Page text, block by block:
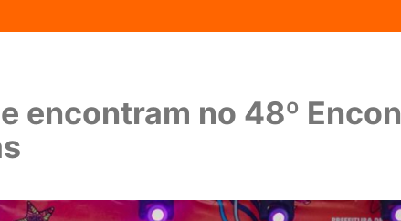
encontram no 48º